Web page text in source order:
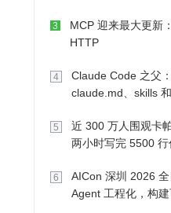
3
MCP 迎来最大更新
HTTP
4
Claude Code 之父
claude.md、skills
5
近 300 万人围观卡
两小时写完 5500 行
6
AICon 深圳 2026
Agent 工程化，构建